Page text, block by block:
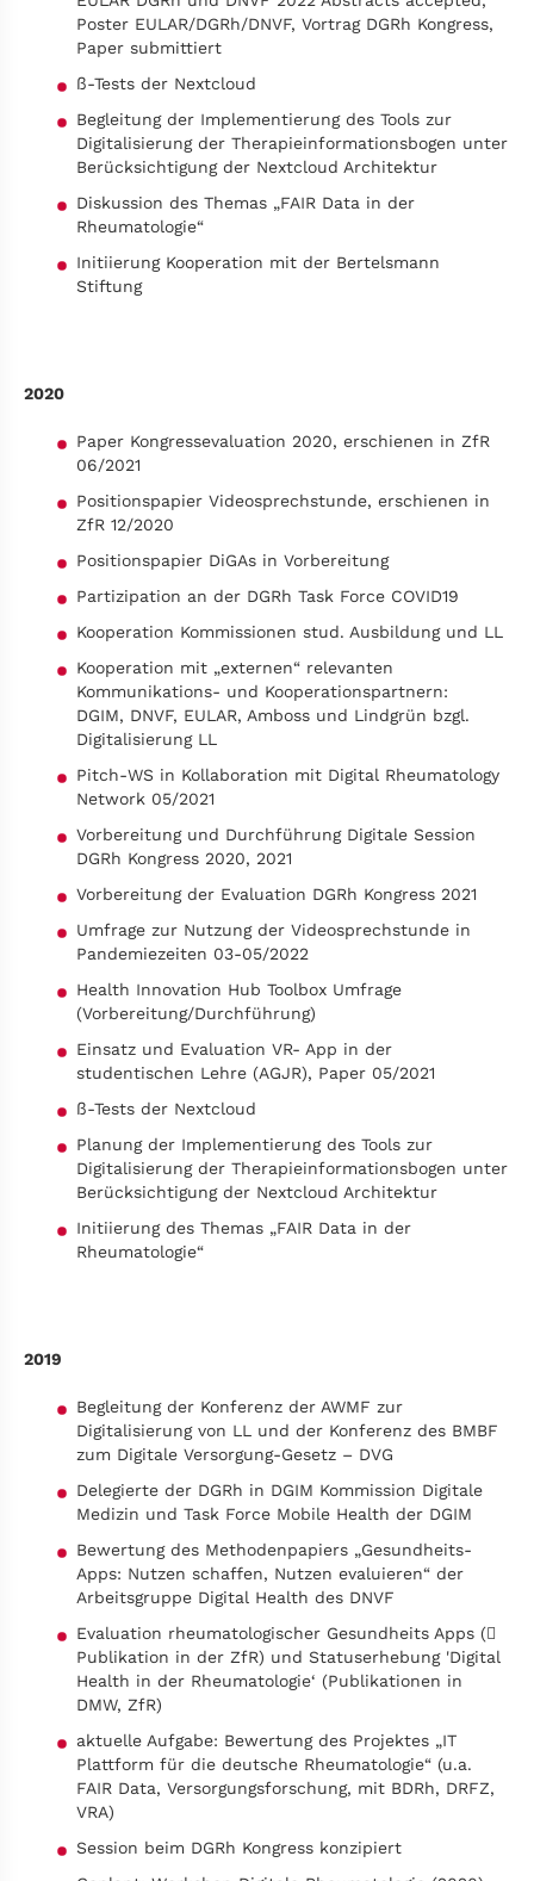
Poster EULAR/DGRh/DNVF, Vortrag DGRh Kongress,
Paper submittiert
ß-Tests der Nextcloud
Begleitung der Implementierung des Tools zur
Digitalisierung der Therapieinformationsbogen unter
Berücksichtigung der Nextcloud Architektur
Diskussion des Themas „FAIR Data in der
Rheumatologie“
Initiierung Kooperation mit der Bertelsmann
Stiftung
2020
Paper Kongressevaluation 2020, erschienen in ZfR
06/2021
Positionspapier Videosprechstunde, erschienen in
ZfR 12/2020
Positionspapier DiGAs in Vorbereitung
Partizipation an der DGRh Task Force COVID19
Kooperation Kommissionen stud. Ausbildung und LL
Kooperation mit „externen“ relevanten
Kommunikations- und Kooperationspartnern:
DGIM, DNVF, EULAR, Amboss und Lindgrün bzgl.
Digitalisierung LL
Pitch-WS in Kollaboration mit Digital Rheumatology
Network 05/2021
Vorbereitung und Durchführung Digitale Session
DGRh Kongress 2020, 2021
Vorbereitung der Evaluation DGRh Kongress 2021
Umfrage zur Nutzung der Videosprechstunde in
Pandemiezeiten 03-05/2022
Health Innovation Hub Toolbox Umfrage
(Vorbereitung/Durchführung)
Einsatz und Evaluation VR- App in der
studentischen Lehre (AGJR), Paper 05/2021
ß-Tests der Nextcloud
Planung der Implementierung des Tools zur
Digitalisierung der Therapieinformationsbogen unter
Berücksichtigung der Nextcloud Architektur
Initiierung des Themas „FAIR Data in der
Rheumatologie“
2019
Begleitung der Konferenz der AWMF zur
Digitalisierung von LL und der Konferenz des BMBF
zum Digitale Versorgung-Gesetz – DVG
Delegierte der DGRh in DGIM Kommission Digitale
Medizin und Task Force Mobile Health der DGIM
Bewertung des Methodenpapiers „Gesundheits-
Apps: Nutzen schaffen, Nutzen evaluieren“ der
Arbeitsgruppe Digital Health des DNVF
Evaluation rheumatologischer Gesundheits Apps (
Publikation in der ZfR) und Statuserhebung 'Digital
Health in der Rheumatologie‘ (Publikationen in
DMW, ZfR)
aktuelle Aufgabe: Bewertung des Projektes „IT
Plattform für die deutsche Rheumatologie“ (u.a.
FAIR Data, Versorgungsforschung, mit BDRh, DRFZ,
VRA)
Session beim DGRh Kongress konzipiert